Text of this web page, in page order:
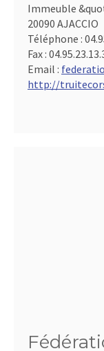
Immeuble
20090 AJACCIO
Téléphone :
Fax :
Email :
http://